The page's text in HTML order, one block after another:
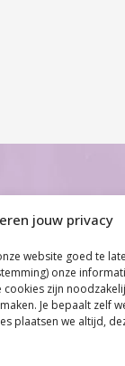
jouw privacy
website goed te
onze
zijn
Je bepaalt zelf
plaatsen we altijd,
die zich
problemen bij
Care for
op